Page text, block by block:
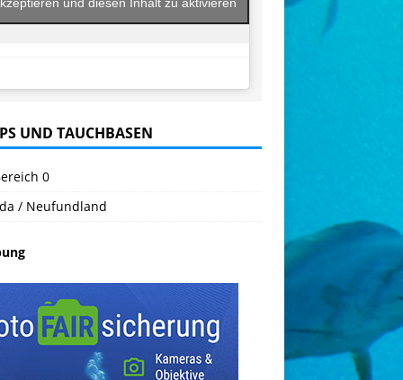
und diesen Inhalt zu aktivieren
UND TAUCHBASEN
0
/ Neufundland